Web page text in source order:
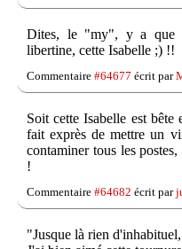
Dites, le "my", y a que
libertine, cette Isabelle ;) !!
Commentaire #64677 écrit par
Soit cette Isabelle est
fait exprès de mettre un
contaminer tous les
!
Commentaire #64682 écrit par
"Jusque là rien